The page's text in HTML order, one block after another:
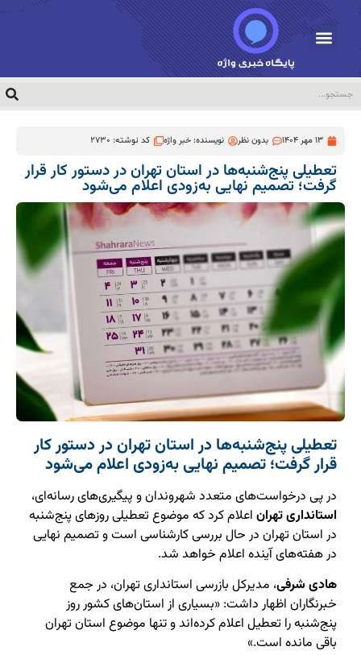
13 مهر 1404 بدون نظر نویسنده:خبر واژه کد نوشته: 2730
تعطیلی پنج‌شنبه‌ها در استان تهران در دستور کار قرار
گرفت؛ تصمیم نهایی به‌زودی اعلام می‌شود
تعطیلی پنج‌شنبه‌ها در استان تهران در دستور کار
قرار گرفت؛ تصمیم نهایی به‌زودی اعلام می‌شود
در پی درخواست‌های متعدد شهروندان و پیگیری‌های رسانه‌ای،
استانداری تهران اعلام کرد که موضوع تعطیلی روزهای پنج‌شنبه
در استان تهران در حال بررسی کارشناسی است و تصمیم نهایی
در هفته‌های آینده اعلام خواهد شد.
هادی شرفی، مدیرکل بازرسی استانداری تهران، در جمع
خبرنگاران اظهار داشت: «بسیاری از استان‌های کشور روز
پنج‌شنبه را تعطیل اعلام کرده‌اند و تنها موضوع استان تهران
باقی مانده است.»